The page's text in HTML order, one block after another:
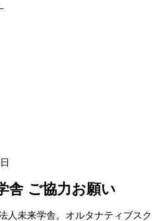
舎 ご協力お願い
法人未来学舎。オルタナティブ